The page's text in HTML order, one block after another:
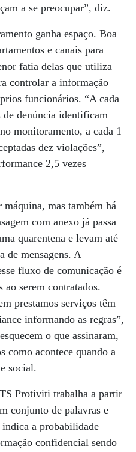
a se preocupar”, diz.
ganha espaço. Boa
e canais para
fatia delas que utiliza
controlar a informação
funcionários. “A cada
de denúncia identificam
monitoramento, a cada 1
dez violações”,
2,5 vezes
mas também há
com anexo já passa
quarentena e levam até
de mensagens. A
fluxo de comunicação é
ao serem contratados.
prestamos serviços têm
informando as regras”,
o que assinaram,
como acontece quando a
social.
Protiviti trabalha a partir
conjunto de palavras e
indica a probabilidade
confidencial sendo